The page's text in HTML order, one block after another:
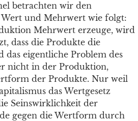
betrachten wir den
und Mehrwert wie folgt:
Mehrwert erzeuge, wird
dass die Produkte die
das eigentliche Problem des
nicht in der Produktion,
der Produkte. Nur weil
das Wertgesetz
Seinswirklichkeit der
gegen die Wertform durch